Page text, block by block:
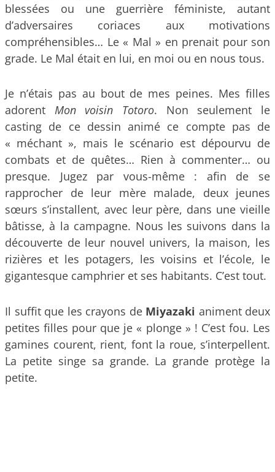
blessées ou une guerrière féministe, autant
d’adversaires coriaces aux motivations
compréhensibles… Le « Mal » en prenait pour son
grade. Le Mal était en lui, en moi ou en nous tous.
Je n’étais pas au bout de mes peines. Mes filles
adorent Mon voisin Totoro. Non seulement le
casting de ce dessin animé ce compte pas de
« méchant », mais le scénario est dépourvu de
combats et de quêtes… Rien à commenter… ou
presque. Jugez par vous-même : afin de se
rapprocher de leur mère malade, deux jeunes
sœurs s’installent, avec leur père, dans une vieille
bâtisse, à la campagne. Nous les suivons dans la
découverte de leur nouvel univers, la maison, les
rizières et les potagers, les voisins et l’école, le
gigantesque camphrier et ses habitants. C’est tout.
Il suffit que les crayons de Miyazaki animent deux
petites filles pour que je « plonge » ! C’est fou. Les
gamines courent, rient, font la roue, s’interpellent.
La petite singe sa grande. La grande protège la
petite.